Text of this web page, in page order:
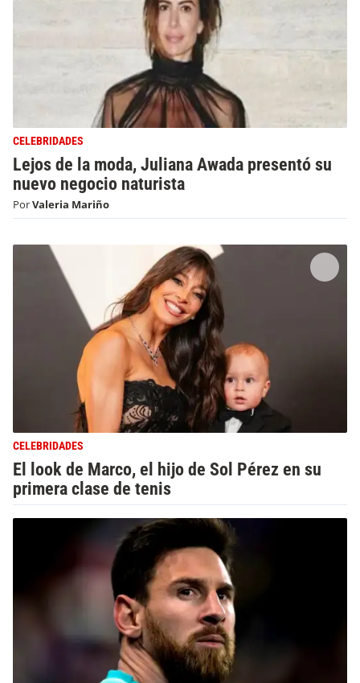
CELEBRIDADES
Lejos de la moda, Juliana Awada presentó su
nuevo negocio naturista
PorValeria Mariño
CELEBRIDADES
El look de Marco, el hijo de Sol Pérez en su
primera clase de tenis